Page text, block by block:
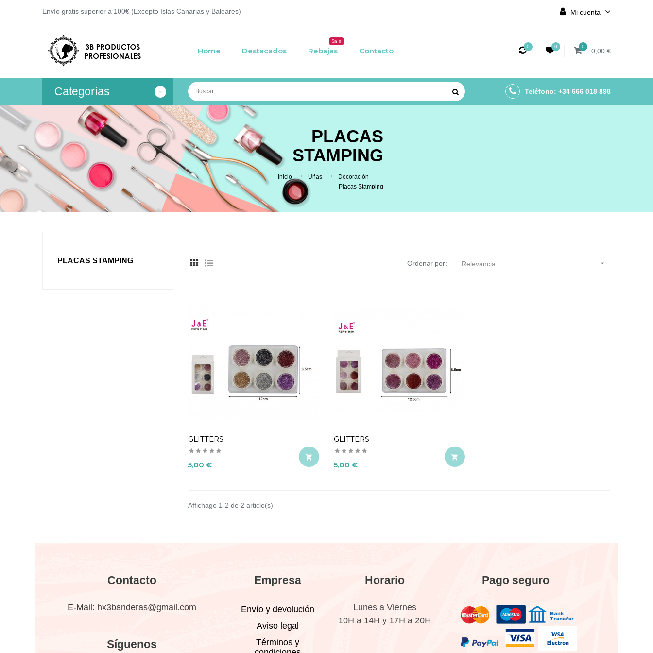
Envío gratis superior a 100€ (Excepto Islas Canarias y Baleares) Mi cuenta
Home Destacados Rebajas
Sale
Contacto 0 0 0
0,00 €
Categorías Teléfono: +34 666 018 898
PLACAS
STAMPING
Inicio Uñas
Decoración
Placas Stamping
PLACAS STAMPING Ordenar por: Relevancia 
GLITTERS
Precio
5,00 €

GLITTERS
Precio
5,00 €

Affichage 1-2 de 2 article(s)
Contacto
E-Mail: hx3banderas@gmail.com
Síguenos
Empresa
Envío y devolución
Aviso legal
Términos y
Horario
Lunes a Viernes
10H a 14H y 17H a 20H
Pago seguro